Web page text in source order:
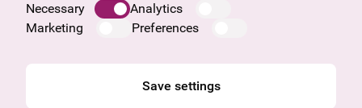
Legal notice
Data protection information
Necessary
Analytics
Marketing
Preferences
Save settings